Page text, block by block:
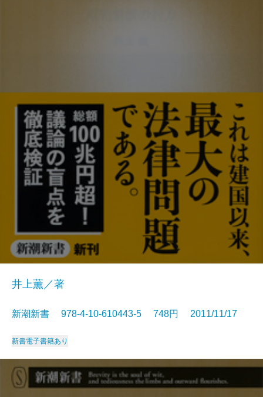
井上薫／著
新潮新書 978-4-10-610443-5 748円 2011/11/17
新書電子書籍あり